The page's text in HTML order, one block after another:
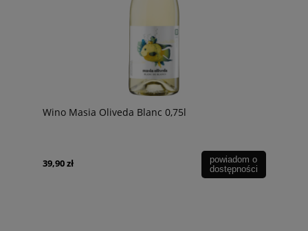
Wino Masia Oliveda Blanc 0,75l
39,90 zł
powiadom o
dostępności